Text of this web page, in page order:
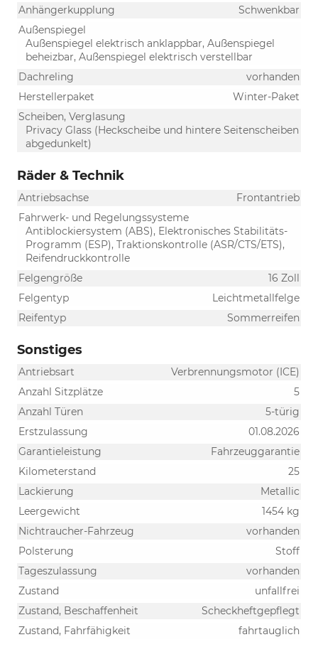
Anhängerkupplung
Schwenkbar
Außenspiegel
Außenspiegel elektrisch anklappbar, Außenspiegel
beheizbar, Außenspiegel elektrisch verstellbar
Dachreling
vorhanden
Herstellerpaket
Winter-Paket
Scheiben, Verglasung
Privacy Glass (Heckscheibe und hintere Seitenscheiben
abgedunkelt)
Räder & Technik
Antriebsachse
Frontantrieb
Fahrwerk- und Regelungssysteme
Antiblockiersystem (ABS), Elektronisches Stabilitäts-
Programm (ESP), Traktionskontrolle (ASR/CTS/ETS),
Reifendruckkontrolle
Felgengröße
16 Zoll
Felgentyp
Leichtmetallfelge
Reifentyp
Sommerreifen
Sonstiges
Antriebsart
Verbrennungsmotor (ICE)
Anzahl Sitzplätze
5
Anzahl Türen
5-türig
Erstzulassung
01.08.2026
Garantieleistung
Fahrzeuggarantie
Kilometerstand
25
Lackierung
Metallic
Leergewicht
1454 kg
Nichtraucher-Fahrzeug
vorhanden
Polsterung
Stoff
Tageszulassung
vorhanden
Zustand
unfallfrei
Zustand, Beschaffenheit
Scheckheftgepflegt
Zustand, Fahrfähigkeit
fahrtauglich